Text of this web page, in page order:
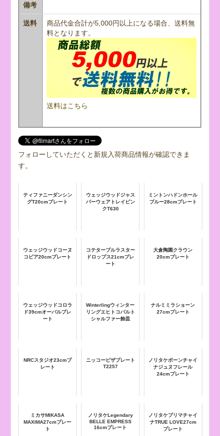
備考
送料
商品代金合計が5,000円以上になる場合、送料無
料となります。
送料はこちら
フォローしていただくと新規入荷商品情報が確認できま
す。
ティファニーダンシン
グT20cmプレート
ウェッジウッドジャス
パーウェアトレイピン
クT630
ミントンハドンホール
ブルー28cmプレート
ウェッジウッドコーヌ
コピア20cmプレート
コテターブルラスター
ドロップス21cmプレ
ート
大倉陶園クラウン
20cmプレート
ウェッジウッドコロラ
ド39cmオーバルプレ
ート
Winterlingウィンター
リングエヒトコバルト
シャルファー飾皿
ナルミミラショーン
27cmプレート
NRCスタジオ23cmプ
レート
ニッコーピザプレート
T2257
ノリタケボーンチャイ
ナジュヌフレール
24cmプレート
ミカサMIKASA
MAXIMA27cmプレー
ト
ノリタケLegendary
BELLE EMPRESS
16cmプレート
ノリタケプリマチャイ
ナTRUE LOVE27cm
プレート